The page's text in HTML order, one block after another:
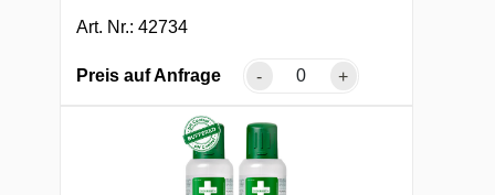
Art. Nr.: 42734
Preis auf Anfrage - +